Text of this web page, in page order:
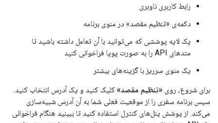
رابط کاربری ناوبری
دکمه‌ی «تنظیم مقصد» در منوی برنامه
یک لایه پوششی که می‌توانید با آن تعامل داشته باشید تا
متدهای API را به صورت پویا فراخوانی کنید
یک منوی سرریز با گزینه‌های بیشتر
برای شروع، روی «تنظیم مقصد» کلیک کنید و یک آدرس انتخاب کنید.
سپس برنامه سفری را از موقعیت فعلی شما به آن آدرس شبیه‌سازی
می‌کند. از پوشش پنل‌های کنترل استفاده کنید تا ببینید هنگام فراخوانی